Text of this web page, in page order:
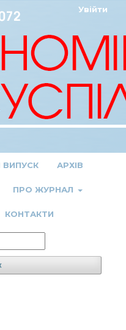
АРХІВ
ПРО ЖУРНАЛ
КОНТАКТИ
Увійти